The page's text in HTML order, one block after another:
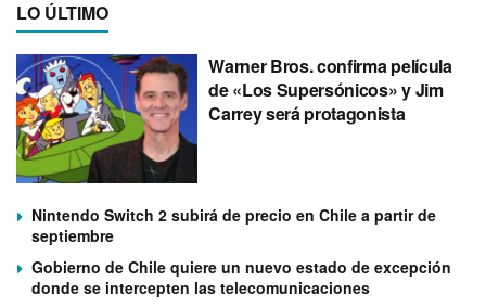
LO ÚLTIMO
Warner Bros. confirma película
de «Los Supersónicos» y Jim
Carrey será protagonista
Nintendo Switch 2 subirá de precio en Chile a partir de
septiembre
Gobierno de Chile quiere un nuevo estado de excepción
donde se intercepten las telecomunicaciones